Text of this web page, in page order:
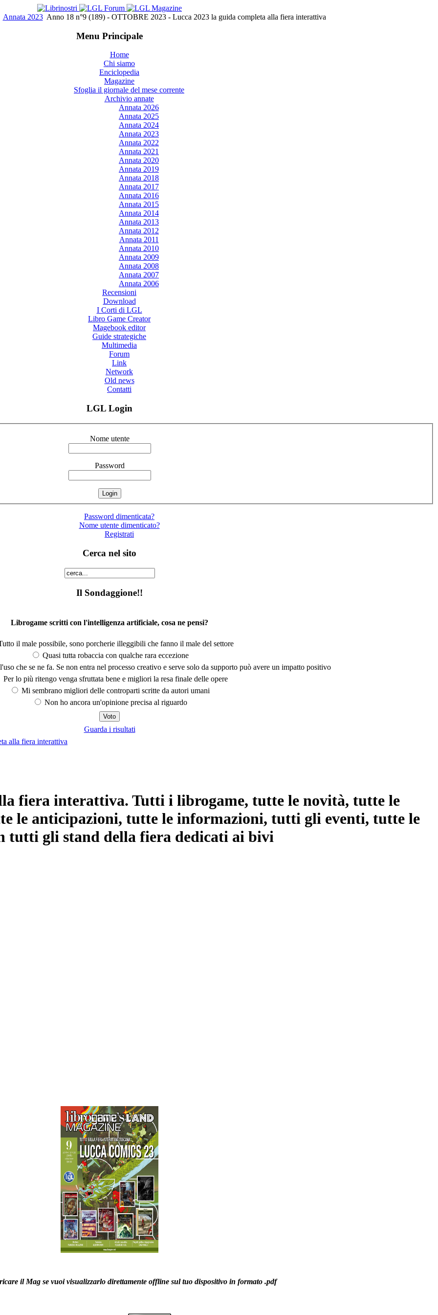
Annata 2023 Anno 18 n°9 (189) - OTTOBRE 2023 - Lucca 2023 la guida completa alla fiera interattiva
Menu Principale
Home
Chi siamo
Enciclopedia
Magazine
Sfoglia il giornale del mese corrente
Archivio annate
Annata 2026
Annata 2025
Annata 2024
Annata 2023
Annata 2022
Annata 2021
Annata 2020
Annata 2019
Annata 2018
Annata 2017
Annata 2016
Annata 2015
Annata 2014
Annata 2013
Annata 2012
Annata 2011
Annata 2010
Annata 2009
Annata 2008
Annata 2007
Annata 2006
Recensioni
Download
I Corti di LGL
Libro Game Creator
Magebook editor
Guide strategiche
Multimedia
Forum
Link
Network
Old news
Contatti
LGL Login
Nome utente
Password
Password dimenticata?
Nome utente dimenticato?
Registrati
Cerca nel sito
Il Sondaggione!!
Librogame scritti con l'intelligenza artificiale, cosa ne pensi?
il male possibile, sono porcherie illeggibili che fanno il male del settore
Quasi tutta robaccia con qualche rara eccezione
che se ne fa. Se non entra nel processo creativo e serve solo da supporto può avere un impatto positivo
Per lo più ritengo venga sfruttata bene e migliori la resa finale delle opere
Mi sembrano migliori delle controparti scritte da autori umani
Non ho ancora un'opinione precisa al riguardo
Guarda i risultati
alla fiera interattiva
fiera interattiva. Tutti i librogame, tutte le novità, tutte le
le anticipazioni, tutte le informazioni, tutti gli eventi, tutte le
tutti gli stand della fiera dedicati ai bivi
il Mag se vuoi visualizzarlo direttamente offline sul tuo dispositivo in formato .pdf